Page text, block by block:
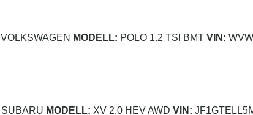
VOLKSWAGEN MODELL: POLO 1.2 TSI BMT VIN:
SUBARU MODELL: XV 2.0 HEV AWD VIN: